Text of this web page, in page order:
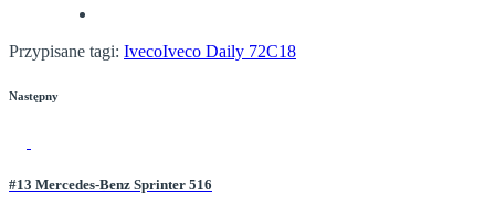
Przypisane tagi: IvecoIveco Daily 72C18
Następny
#13 Mercedes-Benz Sprinter 516